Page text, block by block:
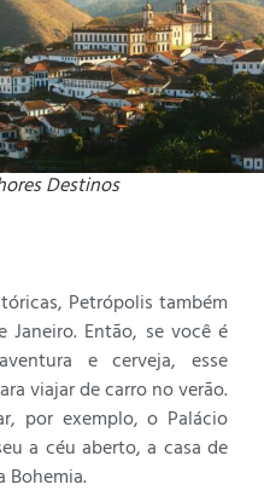
Destinos
Petrópolis também
Então, se você é
e cerveja, esse
viajar de carro no verão.
por exemplo, o Palácio
a céu aberto, a casa de
Bohemia.